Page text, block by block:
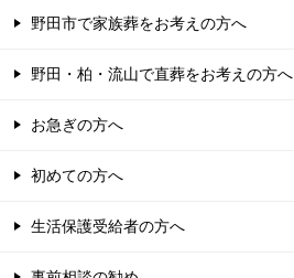
野田市で家族葬をお考えの方へ
野田・柏・流山で直葬をお考えの方へ
お急ぎの方へ
初めての方へ
生活保護受給者の方へ